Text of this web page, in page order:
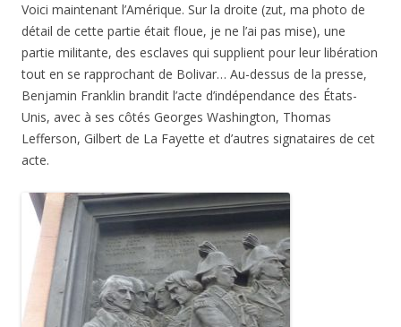
Voici maintenant l’Amérique. Sur la droite (zut, ma photo de
détail de cette partie était floue, je ne l’ai pas mise), une
partie militante, des esclaves qui supplient pour leur libération
tout en se rapprochant de Bolivar… Au-dessus de la presse,
Benjamin Franklin brandit l’acte d’indépendance des États-
Unis, avec à ses côtés Georges Washington, Thomas
Lefferson, Gilbert de La Fayette et d’autres signataires de cet
acte.